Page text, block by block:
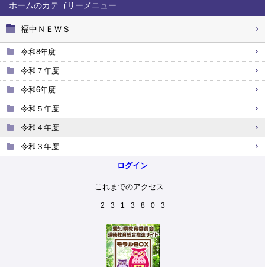
ホーム
福中ＮＥＷＳ
令和8年度
令和７年度
令和6年度
令和５年度
令和４年度
令和３年度
ログイン
これまでのアクセス...
2 3 1 3 8 0 3